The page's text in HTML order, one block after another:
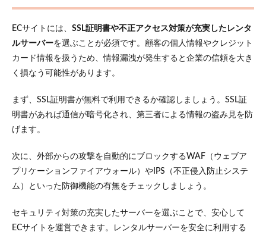
オー
プン
ソー
ECサ
5.3
ECパ
ッケ
イト
クラ
EC型
サイ
ト
ECサイトには、 SSL証明書や不正アクセス対策が充実したレンタ
ルサーバーを選ぶことが必須です。顧客の個人情報やクレジット
カード情報を扱うため、情報漏洩が発生すると企業の信頼を大き
く損なう可能性があります。
まず、SSL証明書が無料で利用できるか確認しましょう。SSL証
明書があれば通信が暗号化され、第三者による情報の盗み見を防
げます。
次に、外部からの攻撃を自動的にブロックするWAF（ウェブア
プリケーションファイアウォール）やIPS（不正侵入防止システ
ム）といった防御機能の有無をチェックしましょう。
セキュリティ対策の充実したサーバーを選ぶことで、安心して
ECサイトを運営できます。レンタルサーバーを安全に利用する